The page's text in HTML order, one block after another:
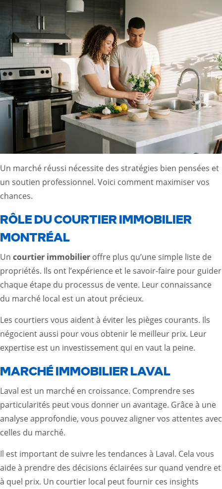
Un marché réussi nécessite des stratégies bien pensées et
un soutien professionnel. Voici comment maximiser vos
chances.
RÔLE DU COURTIER IMMOBILIER
MONTRÉAL
Un courtier immobilier offre plus qu’une simple liste de
propriétés. Ils ont l’expérience et le savoir-faire pour guider
chaque étape du processus de vente. Leur connaissance
du marché local est un atout précieux.
Les courtiers vous aident à éviter les pièges courants. Ils
négocient aussi pour vous obtenir le meilleur prix. Leur
expertise est un investissement qui en vaut la peine.
MARCHÉ IMMOBILIER LAVAL
Laval est un marché en croissance. Comprendre ses
particularités peut vous donner un avantage. Grâce à une
analyse approfondie, vous pouvez aligner vos attentes avec
celles du marché.
Il est important de suivre les tendances à Laval. Cela vous
aide à prendre des décisions éclairées sur quand vendre et
à quel prix. Un courtier local peut fournir ces insights